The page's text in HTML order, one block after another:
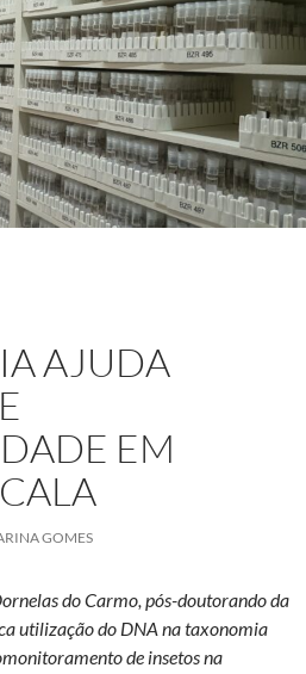
AJUDA
EM
GOMES
do Carmo, pós-doutorando da
utilização do DNA na taxonomia
de insetos na